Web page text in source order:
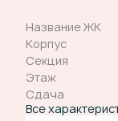
Название ЖК
Корпус
Секция
Этаж
Сдача
Все